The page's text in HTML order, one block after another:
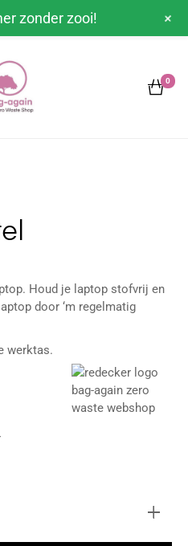
0
Houd je laptop stofvrij en
door ‘m regelmatig
werktas.
zonder zooi! +